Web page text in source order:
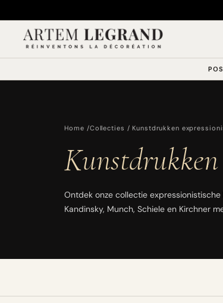
Home /Collecties / Kunstdrukken
Kunstdrukken
Ontdek onze collectie
Kandinsky, Munch, Schiele en Kirchner